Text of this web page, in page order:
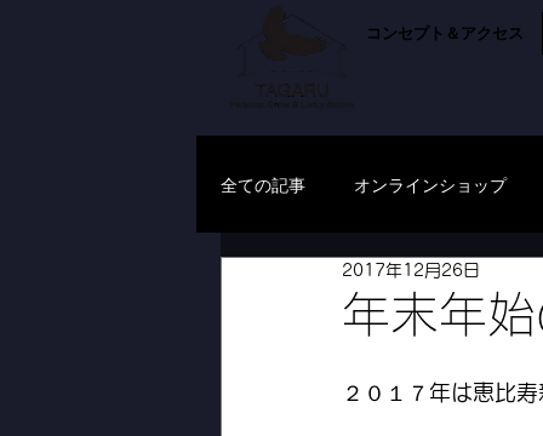
コンセプト＆アクセス
全ての記事 オンラインショップ
年末年
2017年12月26日
２０１７年は恵比